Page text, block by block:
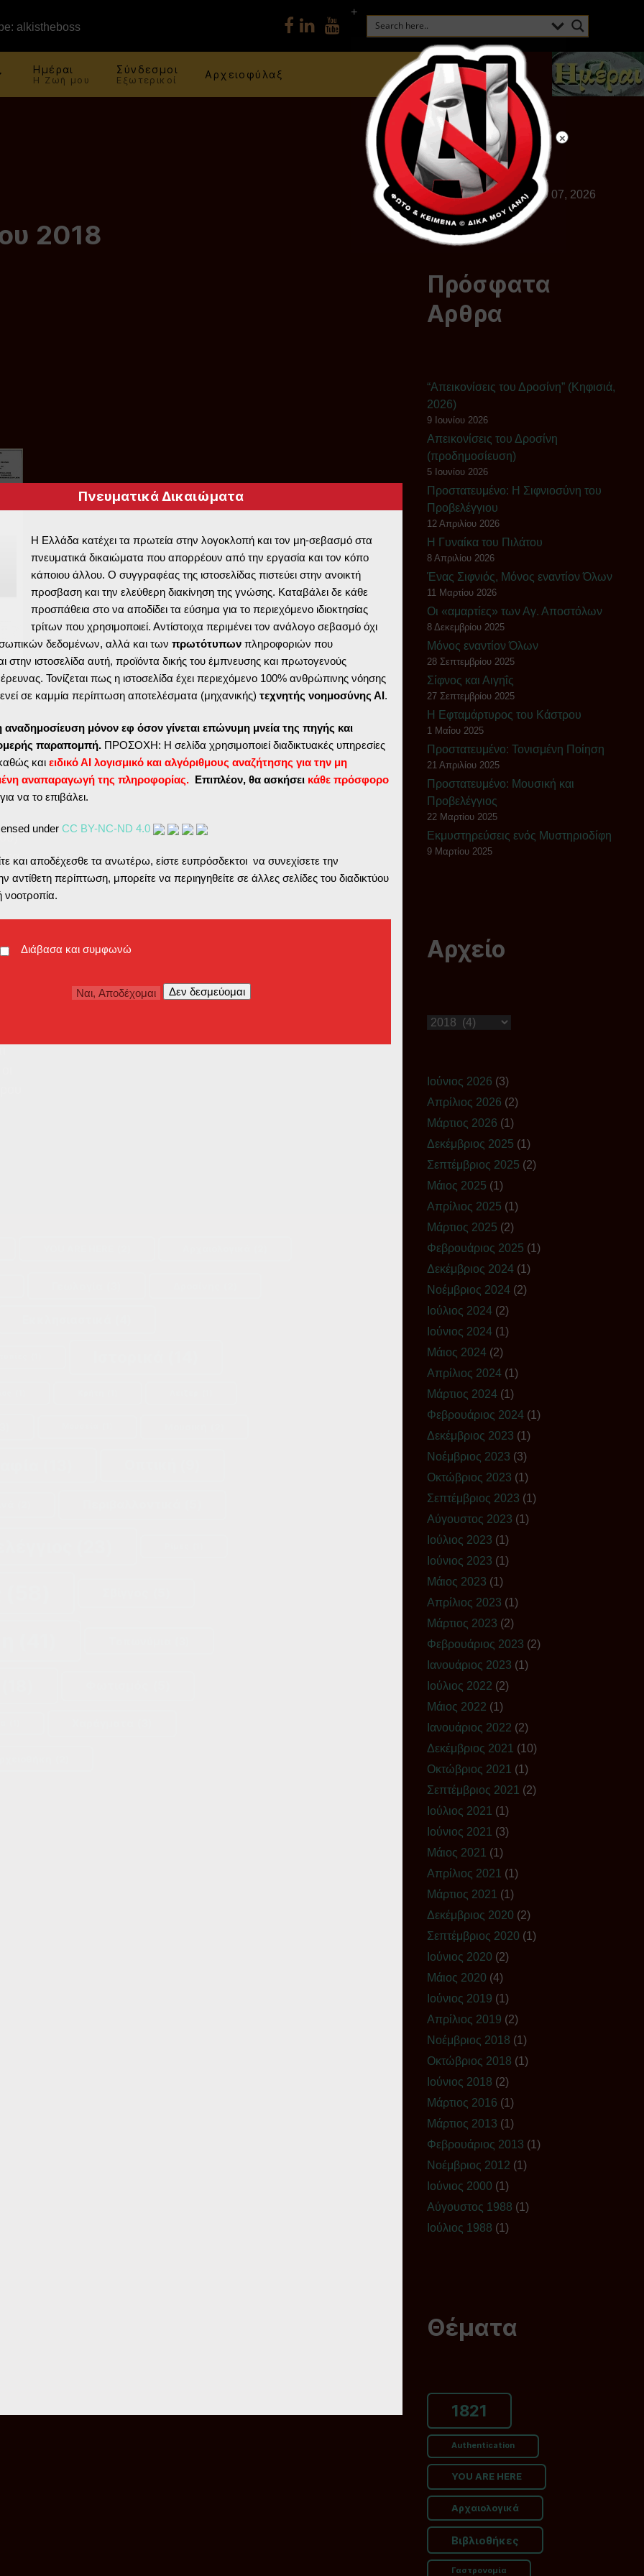
alkistheboss
Ημέραι
Η Ζωή μου
Σύνδεσμοι
Εξωτερικοί Αρχειοφύλαξ
2018
Παρασκευή, Αυγούστου 07, 2026
Πρόσφατα
Αρθρα
“Απεικονίσεις του Δροσίνη” (Κηφισιά,
2026)
9 Ιουνίου 2026
Απεικονίσεις του Δροσίνη
(προδημοσίευση)
5 Ιουνίου 2026
Πρoστατευμένο: Η Σιφνιοσύνη του
Προβελέγγιου
12 Απριλίου 2026
Η Γυναίκα του Πιλάτου
8 Απριλίου 2026
Ένας Σιφνιός, Μόνος εναντίον Όλων
11 Μαρτίου 2026
Οι «αμαρτίες» των Αγ. Αποστόλων
8 Δεκεμβρίου 2025
Μόνος εναντίον Όλων
28 Σεπτεμβρίου 2025
Σίφνος και Αιγηΐς
27 Σεπτεμβρίου 2025
Η Εφταμάρτυρος του Κάστρου
1 Μαΐου 2025
Πρoστατευμένο: Τονισμένη Ποίηση
21 Απριλίου 2025
Πρoστατευμένο: Μουσική και
Προβελέγγιος
22 Μαρτίου 2025
Εκμυστηρεύσεις ενός Μυστηριοδίφη
9 Μαρτίου 2025
Αρχείο
Ιστορικό
Ιούνιος 2026 (3)
Απρίλιος 2026 (2)
Μάρτιος 2026 (1)
Δεκέμβριος 2025 (1)
Σεπτέμβριος 2025 (2)
Μάιος 2025 (1)
Απρίλιος 2025 (1)
Μάρτιος 2025 (2)
Φεβρουάριος 2025 (1)
Δεκέμβριος 2024 (1)
Νοέμβριος 2024 (2)
Ιούλιος 2024 (2)
Ιούνιος 2024 (1)
Μάιος 2024 (2)
Απρίλιος 2024 (1)
Μάρτιος 2024 (1)
Φεβρουάριος 2024 (1)
Δεκέμβριος 2023 (1)
Νοέμβριος 2023 (3)
Οκτώβριος 2023 (1)
Σεπτέμβριος 2023 (1)
Αύγουστος 2023 (1)
Ιούλιος 2023 (1)
Ιούνιος 2023 (1)
Μάιος 2023 (1)
Απρίλιος 2023 (1)
Μάρτιος 2023 (2)
Φεβρουάριος 2023 (2)
Ιανουάριος 2023 (1)
Ιούλιος 2022 (2)
Μάιος 2022 (1)
Ιανουάριος 2022 (2)
Δεκέμβριος 2021 (10)
Οκτώβριος 2021 (1)
Σεπτέμβριος 2021 (2)
Ιούλιος 2021 (1)
Ιούνιος 2021 (3)
Μάιος 2021 (1)
Απρίλιος 2021 (1)
Μάρτιος 2021 (1)
Δεκέμβριος 2020 (2)
Σεπτέμβριος 2020 (1)
Ιούνιος 2020 (2)
Μάιος 2020 (4)
Ιούνιος 2019 (1)
Απρίλιος 2019 (2)
Νοέμβριος 2018 (1)
Οκτώβριος 2018 (1)
Ιούνιος 2018 (2)
Μάρτιος 2016 (1)
Μάρτιος 2013 (1)
Φεβρουάριος 2013 (1)
Νοέμβριος 2012 (1)
Ιούνιος 2000 (1)
Αύγουστος 1988 (1)
Ιούλιος 1988 (1)
Θέματα
1821
Authentication
YOU ARE HERE
Αρχαιολογικά
Βιβλιοθήκες
Γαστρονομία
+
Πνευματικά Δικαιώματα
Η Ελλάδα κατέχει τα πρωτεία στην λογοκλοπή και τον μη-σεβασμό στα
πνευματικά δικαιώματα που απορρέουν από την εργασία και τον κόπο
κάποιου άλλου. Ο συγγραφέας της ιστοσελίδας πιστεύει στην ανοικτή
προσβαση και την ελεύθερη διακίνηση της γνώσης. Καταβάλει δε κάθε
προσπάθεια στο να αποδίδει τα εύσημα για το περιεχόμενο ιδιοκτησίας
τρίτων που χρησιμοποιεί. Αντίστοιχα περιμένει τον ανάλογο σεβασμό όχι
δεδομένων, αλλά και των πρωτότυπων πληροφοριών που
στην ιστοσελίδα αυτή, προϊόντα δικής του έμπνευσης και πρωτογενούς
έρευνας. Τονίζεται πως η ιστοσελίδα έχει περιεχόμενο 100% ανθρώπινης νόησης
σε καμμία περίπτωση αποτελέσματα (μηχανικής) τεχνητής νοημοσύνης ΑΙ.
αναδημοσίευση μόνον εφ όσον γίνεται επώνυμη μνεία της πηγής και
παραπομπή. ΠΡΟΣΟΧΗ: Η σελίδα χρησιμοποιεί διαδικτυακές υπηρεσίες
και ειδικό ΑΙ λογισμικό και αλγόριθμους αναζήτησης για την μη
αναπαραγωγή της πληροφορίας. Επιπλέον, θα ασκήσει κάθε πρόσφορο
για να το επιβάλει.
under CC BY-NC-ND 4.0
και αποδέχεσθε τα ανωτέρω, είστε ευπρόσδεκτοι να συνεχίσετε την
αντίθετη περίπτωση, μπορείτε να περιηγηθείτε σε άλλες σελίδες του διαδικτύου
νοοτροπία.
Διάβασα και συμφωνώ